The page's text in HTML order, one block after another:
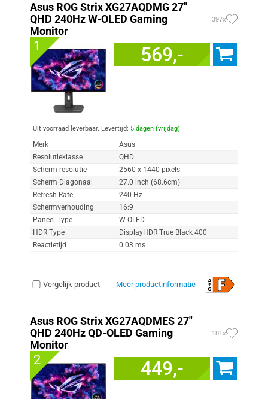
Asus ROG Strix XG27AQDMG 27"
QHD 240Hz W-OLED Gaming
Monitor
397x
1 569,-
Uit voorraad leverbaar. Levertijd: 5 dagen (vrijdag)
Merk
Asus
Resolutieklasse
QHD
Scherm resolutie
2560 x 1440 pixels
Scherm Diagonaal
27.0 inch (68.6cm)
Refresh Rate
240 Hz
Schermverhouding
16:9
Paneel Type
W-OLED
HDR Type
DisplayHDR True Black 400
Reactietijd
0.03 ms
Vergelijk product Meer productinformatie
Asus ROG Strix XG27AQDMES 27"
QHD 240Hz QD-OLED Gaming
Monitor
181x
2 449,-